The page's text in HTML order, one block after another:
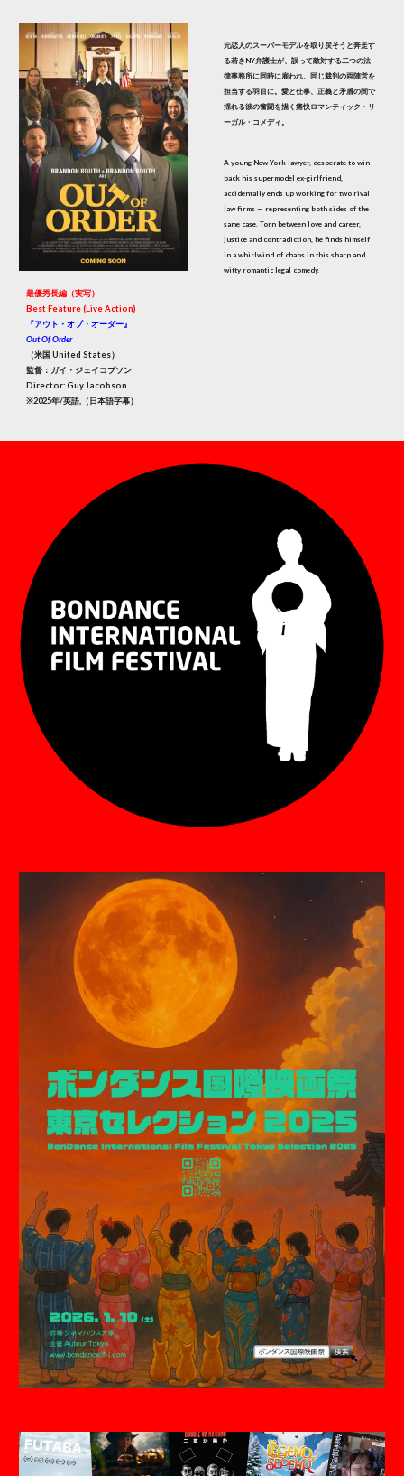
最優秀長編（実写）
Best Feature (Live Action)
『アウト・オブ・オーダー』
Out Of Order
（米国 United States）
監督：ガイ・ジェイコブソン
Director: Guy Jacobson
※2025年/英語,（日本語字幕）
元恋人のスーパーモデルを取り戻そうと奔走す
る若きNY弁護士が、誤って敵対する二つの法
律事務所に同時に雇われ、同じ裁判の両陣営を
担当する羽目に。愛と仕事、正義と矛盾の間で
揺れる彼の奮闘を描く痛快ロマンティック・リ
ーガル・コメディ。
A young New York lawyer, desperate to win
back his supermodel ex-girlfriend,
accidentally ends up working for two rival
law firms — representing both sides of the
same case. Torn between love and career,
justice and contradiction, he finds himself
in a whirlwind of chaos in this sharp and
witty romantic legal comedy.